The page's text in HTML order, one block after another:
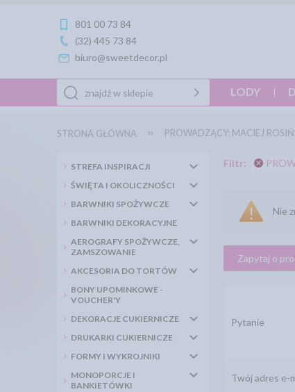
801 00 73 84
(32) 445 73 84
biuro@sweetdecor.pl
LODY
STRONA GŁÓWNA PROWADZĄCY: MACIEJ
STREFA INSPIRACJI
ŚWIĘTA I OKOLICZNOŚCI
BARWNIKI SPOŻYWCZE
BARWNIKI DEKORACYJNE
AEROGRAFY SPOŻYWCZE,
ZAMSZOWANIE
AKCESORIA DO TORTÓW
BONY UPOMINKOWE -
VOUCHER'Y
DEKORACJE CUKIERNICZE
DRUKARKI CUKIERNICZE
FORMY I WYKROJNIKI
MONOPORCJE I
BANKIETÓWKI
Filtr:
Nie
Zapytaj o
Pytanie
Twój adres e-